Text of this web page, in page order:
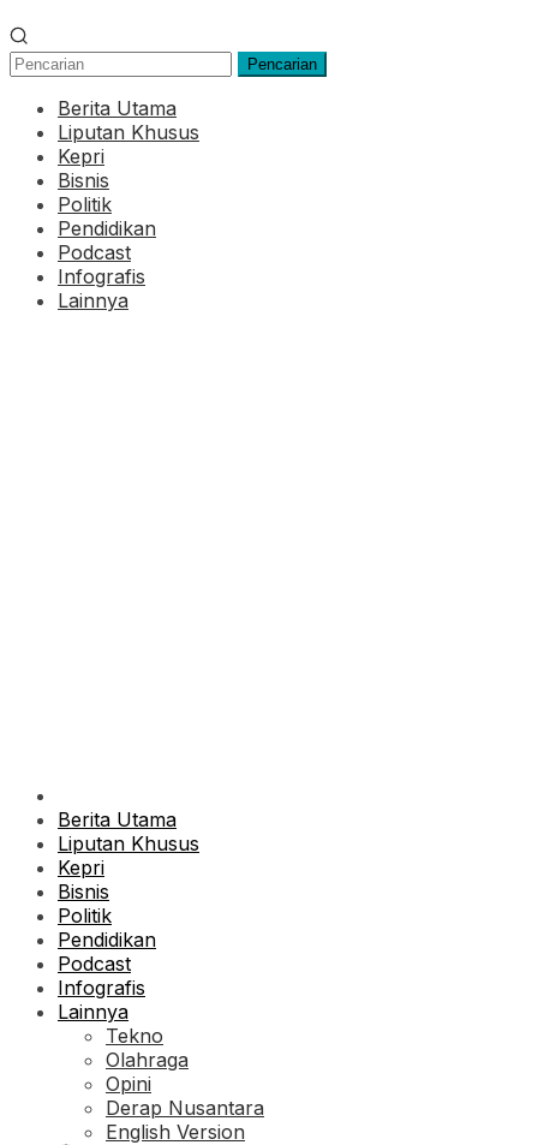
Pencarian
Berita Utama
Liputan Khusus
Kepri
Bisnis
Politik
Pendidikan
Podcast
Infografis
Lainnya
Berita Utama
Liputan Khusus
Kepri
Bisnis
Politik
Pendidikan
Podcast
Infografis
Lainnya
Tekno
Olahraga
Opini
Derap Nusantara
English Version